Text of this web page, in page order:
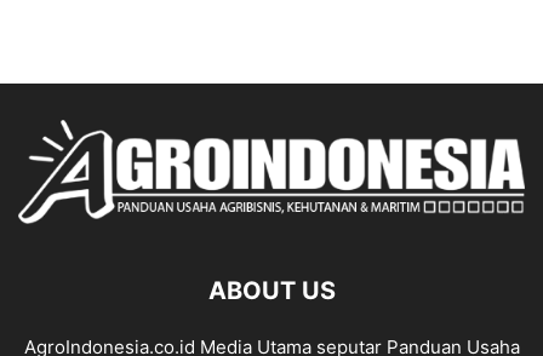
ABOUT US
AgroIndonesia.co.id Media Utama seputar Panduan Usaha